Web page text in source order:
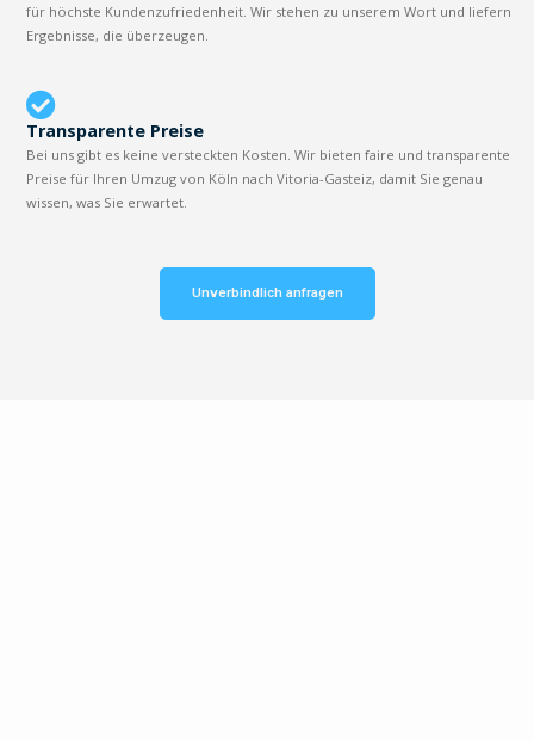
für höchste Kundenzufriedenheit. Wir stehen zu unserem Wort und liefern
Ergebnisse, die überzeugen.
Transparente Preise
Bei uns gibt es keine versteckten Kosten. Wir bieten faire und transparente
Preise für Ihren Umzug von Köln nach Vitoria-Gasteiz, damit Sie genau
wissen, was Sie erwartet.
Unverbindlich anfragen